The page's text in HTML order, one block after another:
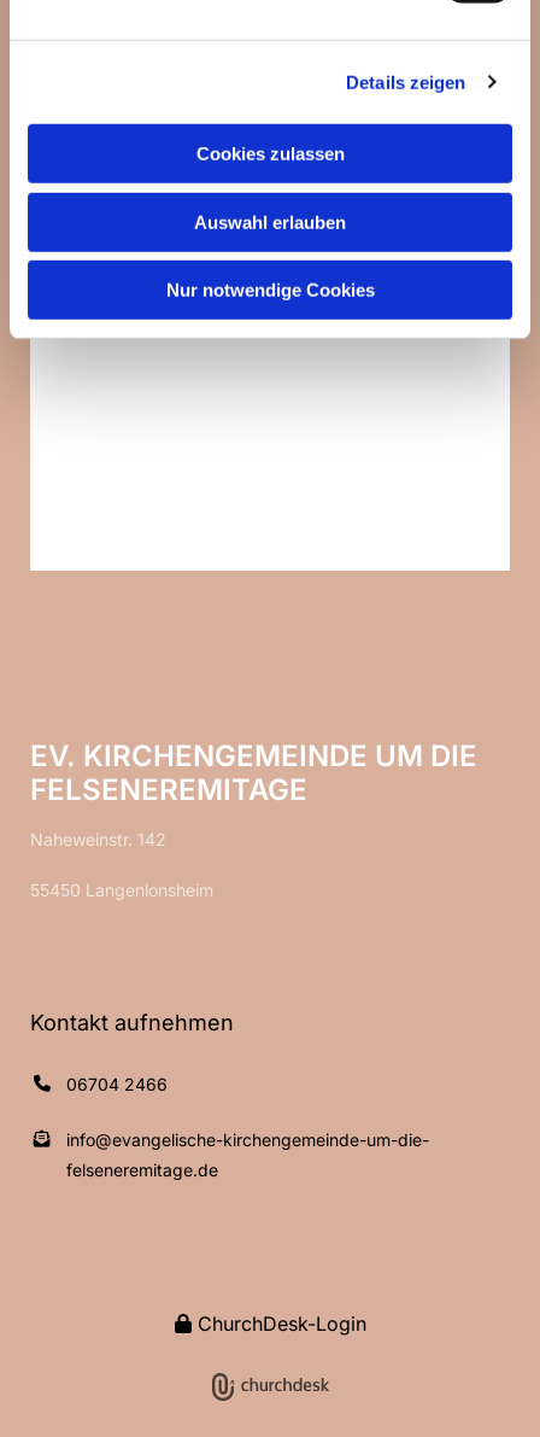
Details zeigen
Cookies zulassen
Auswahl erlauben
Nur notwendige Cookies
EV. KIRCHENGEMEINDE UM DIE
FELSENEREMITAGE
Naheweinstr. 142
55450 Langenlonsheim
Kontakt aufnehmen
06704 2466
info@evangelische-kirchengemeinde-um-die-
felseneremitage.de
ChurchDesk-Login